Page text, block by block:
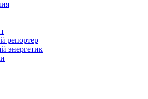
репортер
энергетик